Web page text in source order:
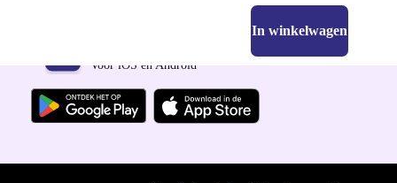
In winkelwagen
Voor iOS en Android